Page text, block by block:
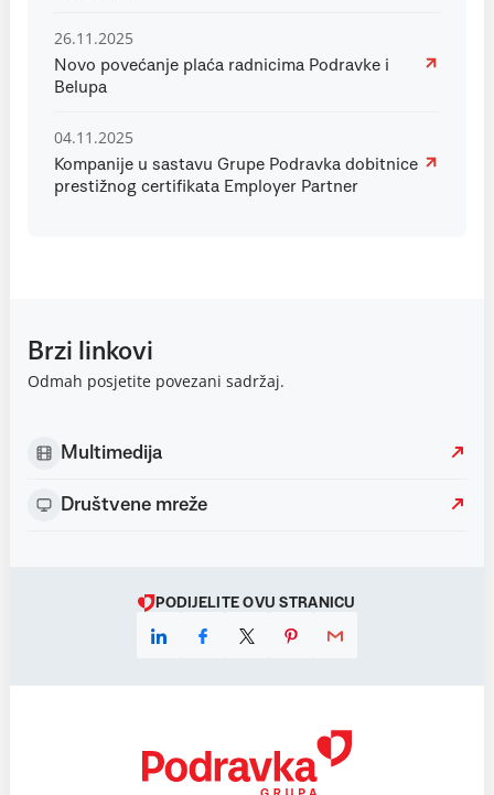
26.11.2025
Novo povećanje plaća radnicima Podravke i
Belupa
04.11.2025
Kompanije u sastavu Grupe Podravka dobitnice
prestižnog certifikata Employer Partner
Brzi linkovi
Odmah posjetite povezani sadržaj.
Multimedija
Društvene mreže
PODIJELITE OVU STRANICU